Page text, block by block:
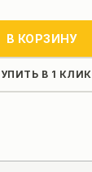
В КОРЗИНУ
В 1 КЛИК